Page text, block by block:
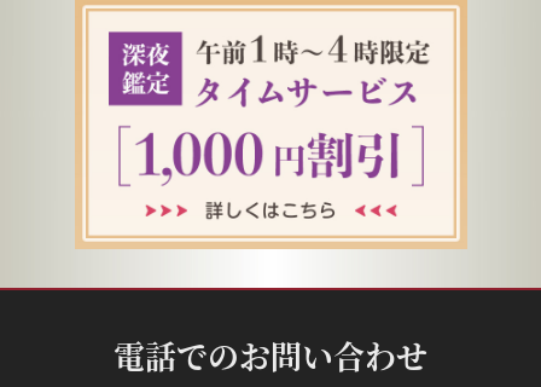
電話でのお問い合わせ